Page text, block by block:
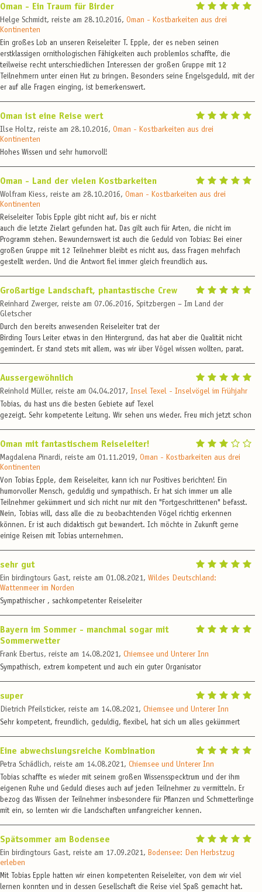
Oman - Ein Traum für Birder
Helge Schmidt, reiste am 28.10.2016, Oman - Kostbarkeiten aus drei
Kontinenten
Ein großes Lob an unseren Reiseleiter T. Epple, der es neben seinen
erstklassigen ornithologischen Fähigkeiten auch problemlos schaffte, die
teilweise recht unterschiedlichen Interessen der großen Gruppe mit 12
Teilnehmern unter einen Hut zu bringen. Besonders seine Engelsgeduld, mit der
er auf alle Fragen einging, ist bemerkenswert.
Oman ist eine Reise wert
Ilse Holtz, reiste am 28.10.2016, Oman - Kostbarkeiten aus drei
Kontinenten
Hohes Wissen und sehr humorvoll!
Oman - Land der vielen Kostbarkeiten
Wolfram Kiess, reiste am 28.10.2016, Oman - Kostbarkeiten aus drei
Kontinenten
Reiseleiter Tobis Epple gibt nicht auf, bis er nicht
auch die letzte Zielart gefunden hat. Das gilt auch für Arten, die nicht im
Programm stehen. Bewundernswert ist auch die Geduld von Tobias: Bei einer
großen Gruppe mit 12 Teilnehmer bleibt es nicht aus, dass Fragen mehrfach
gestellt werden. Und die Antwort fiel immer gleich freundlich aus.
Großartige Landschaft, phantastische Crew
Reinhard Zwerger, reiste am 07.06.2016, Spitzbergen – Im Land der
Gletscher
Durch den bereits anwesenden Reiseleiter trat der
Birding Tours Leiter etwas in den Hintergrund, das hat aber die Qualität nicht
gemindert. Er stand stets mit allem, was wir über Vögel wissen wollten, parat.
Aussergewöhnlich
Reinhold Müller, reiste am 04.04.2017, Insel Texel - Inselvögel im Frühjahr
Tobias, du hast uns die besten Gebiete auf Texel
gezeigt. Sehr kompetente Leitung. Wir sehen uns wieder. Freu mich jetzt schon
Oman mit fantastischem Reiseleiter!
Magdalena Pinardi, reiste am 01.11.2019, Oman - Kostbarkeiten aus drei
Kontinenten
Von Tobias Epple, dem Reiseleiter, kann ich nur Positives berichten! Ein
humorvoller Mensch, geduldig und sympathisch. Er hat sich immer um alle
Teilnehmer gekümmert und sich nicht nur mit den "Fortgeschrittenen" befasst.
Nein, Tobias will, dass alle die zu beobachtenden Vögel richtig erkennen
können. Er ist auch didaktisch gut bewandert. Ich möchte in Zukunft gerne
einige Reisen mit Tobias unternehmen.
sehr gut
Ein birdingtours Gast, reiste am 01.08.2021, Wildes Deutschland:
Wattenmeer im Norden
Sympathischer , sachkompetenter Reiseleiter
Bayern im Sommer - manchmal sogar mit
Sommerwetter
Frank Ebertus, reiste am 14.08.2021, Chiemsee und Unterer Inn
Sympathisch, extrem kompetent und auch ein guter Organisator
super
Dietrich Pfeilsticker, reiste am 14.08.2021, Chiemsee und Unterer Inn
Sehr kompetent, freundlich, geduldig, flexibel, hat sich um alles gekümmert
Eine abwechslungsreiche Kombination
Petra Schädlich, reiste am 14.08.2021, Chiemsee und Unterer Inn
Tobias schaffte es wieder mit seinem großen Wissensspecktrum und der ihm
eigenen Ruhe und Geduld dieses auch auf jeden Teilnehmer zu vermitteln. Er
bezog das Wissen der Teilnehmer insbesondere für Pflanzen und Schmetterlinge
mit ein, so lernten wir die Landschaften umfangreicher kennen.
Spätsommer am Bodensee
Ein birdingtours Gast, reiste am 17.09.2021, Bodensee: Den Herbstzug
erleben
Mit Tobias Epple hatten wir einen kompetenten Reiseleiter, von dem wir viel
lernen konnten und in dessen Gesellschaft die Reise viel Spaß gemacht hat.